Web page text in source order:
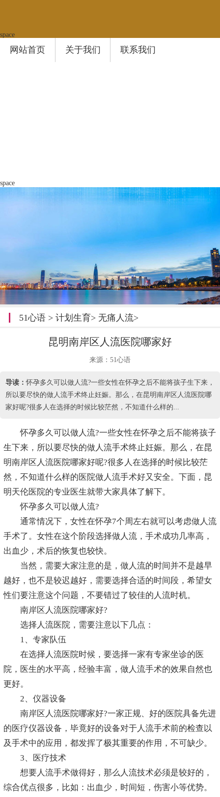
space
网站首页 关于我们 联系我们
space
51心语> 计划生育> 无痛人流>
昆明南岸区人流医院哪家好
来源：51心语
导读：怀孕多久可以做人流?一些女性在怀孕之后不能将孩子生下来，
所以要尽快的做人流手术终止妊娠。那么，在昆明南岸区人流医院哪
家好呢?很多人在选择的时候比较茫然，不知道什么样的...
怀孕多久可以做人流?一些女性在怀孕之后不能将孩子
生下来，所以要尽快的做人流手术终止妊娠。那么，在昆
明南岸区人流医院哪家好呢?很多人在选择的时候比较茫
然，不知道什么样的医院做人流手术好又安全。下面，昆
明天伦医院的专业医生就带大家具体了解下。
怀孕多久可以做人流?
通常情况下，女性在怀孕7个周左右就可以考虑做人流
手术了。女性在这个阶段选择做人流，手术成功几率高，
出血少，术后的恢复也较快。
当然，需要大家注意的是，做人流的时间并不是越早
越好，也不是较迟越好，需要选择合适的时间段，希望女
性们要注意这个问题，不要错过了较佳的人流时机。
南岸区人流医院哪家好?
选择人流医院，需要注意以下几点：
1、专家队伍
在选择人流医院时候，要选择一家有专家坐诊的医
院，医生的水平高，经验丰富，做人流手术的效果自然也
更好。
2、仪器设备
南岸区人流医院哪家好?一家正规、好的医院具备先进
的医疗仪器设备，毕竟好的设备对于人流手术前的检查以
及手术中的应用，都发挥了极其重要的作用，不可缺少。
3、医疗技术
想要人流手术做得好，那么人流技术必须是较好的，
综合优点很多，比如：出血少，时间短，伤害小等优势。